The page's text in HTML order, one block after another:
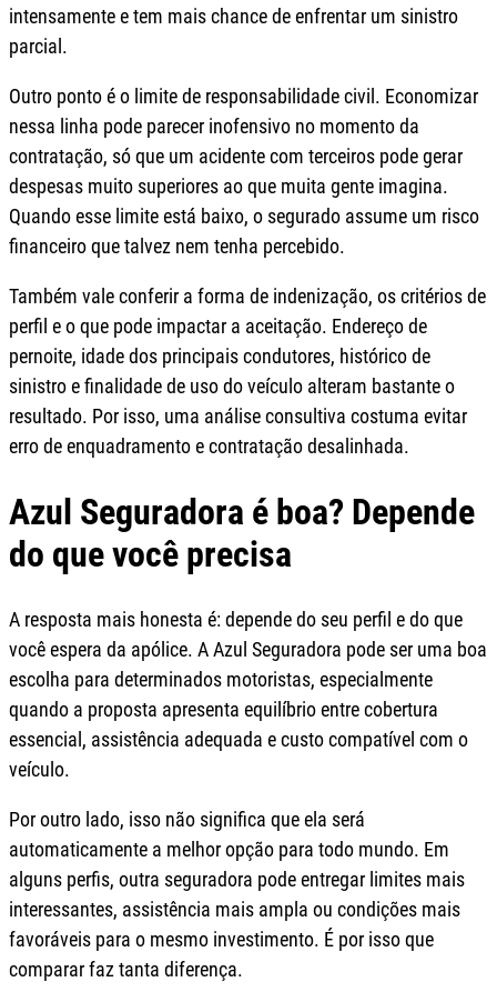
intensamente e tem mais chance de enfrentar um sinistro
parcial.
Outro ponto é o limite de responsabilidade civil. Economizar
nessa linha pode parecer inofensivo no momento da
contratação, só que um acidente com terceiros pode gerar
despesas muito superiores ao que muita gente imagina.
Quando esse limite está baixo, o segurado assume um risco
financeiro que talvez nem tenha percebido.
Também vale conferir a forma de indenização, os critérios de
perfil e o que pode impactar a aceitação. Endereço de
pernoite, idade dos principais condutores, histórico de
sinistro e finalidade de uso do veículo alteram bastante o
resultado. Por isso, uma análise consultiva costuma evitar
erro de enquadramento e contratação desalinhada.
Azul Seguradora é boa? Depende
do que você precisa
A resposta mais honesta é: depende do seu perfil e do que
você espera da apólice. A Azul Seguradora pode ser uma boa
escolha para determinados motoristas, especialmente
quando a proposta apresenta equilíbrio entre cobertura
essencial, assistência adequada e custo compatível com o
veículo.
Por outro lado, isso não significa que ela será
automaticamente a melhor opção para todo mundo. Em
alguns perfis, outra seguradora pode entregar limites mais
interessantes, assistência mais ampla ou condições mais
favoráveis para o mesmo investimento. É por isso que
comparar faz tanta diferença.